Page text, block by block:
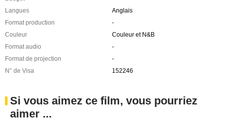
Langues
Anglais
Format production
-
Couleur
Couleur et N&B
Format audio
-
Format de projection
-
N° de Visa
152246
Si vous aimez ce film, vous pourriez
aimer ...